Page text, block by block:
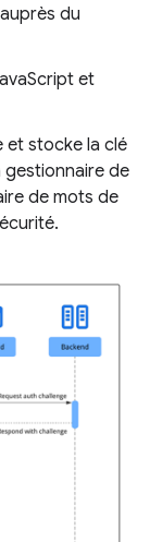
du
et
et stocke la clé
gestionnaire de
de mots de